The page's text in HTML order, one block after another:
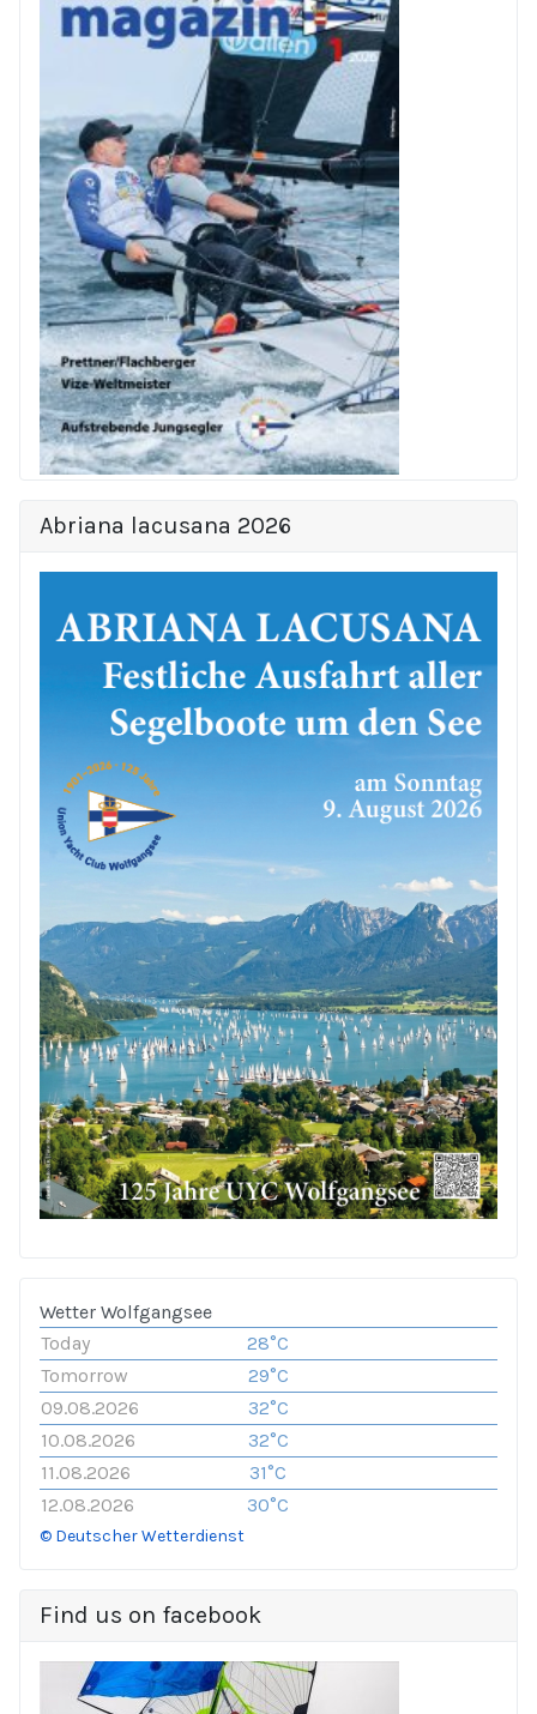
Abriana lacusana 2026
Wetter Wolfgangsee
Today
28°C
Tomorrow
29°C
09.08.2026
32°C
10.08.2026
32°C
11.08.2026
31°C
12.08.2026
30°C
© Deutscher Wetterdienst
Find us on facebook